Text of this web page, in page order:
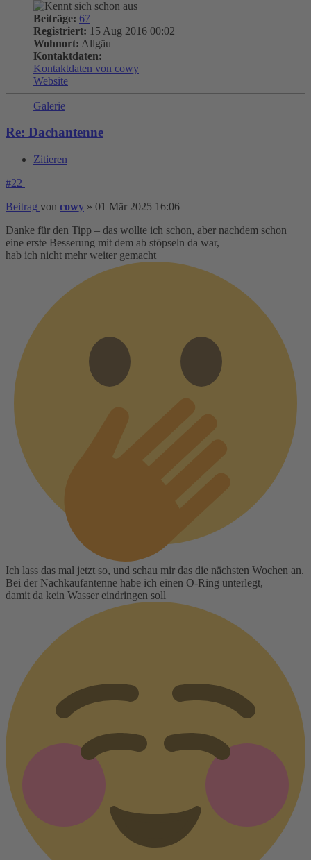
Beiträge: 67
Registriert: 15 Aug 2016 00:02
Wohnort: Allgäu
Kontaktdaten:
Kontaktdaten von cowy
Website
Galerie
Re: Dachantenne
Zitieren
#22
Beitrag von cowy » 01 Mär 2025 16:06
Danke für den Tipp – das wollte ich schon, aber nachdem schon
eine erste Besserung mit dem ab stöpseln da war,
hab ich nicht mehr weiter gemacht
Ich lass das mal jetzt so, und schau mir das die nächsten Wochen an.
Bei der Nachkaufantenne habe ich einen O-Ring unterlegt,
damit da kein Wasser eindringen soll